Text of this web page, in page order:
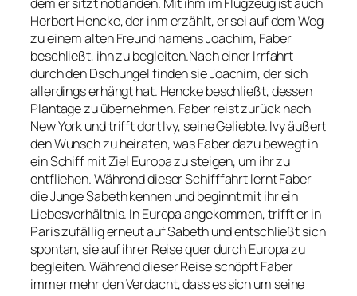
Herbert Hencke, der ihm erzählt, er sei auf dem Weg
zu einem alten Freund namens Joachim, Faber
beschließt, ihn zu begleiten.Nach einer Irrfahrt
durch den Dschungel finden sie Joachim, der sich
allerdings erhängt hat. Hencke beschließt, dessen
Plantage zu übernehmen. Faber reist zurück nach
New York und trifft dort Ivy, seine Geliebte. Ivy äußert
den Wunsch zu heiraten, was Faber dazu bewegt in
ein Schiff mit Ziel Europa zu steigen, um ihr zu
entfliehen. Während dieser Schifffahrt lernt Faber
die Junge Sabeth kennen und beginnt mit ihr ein
Liebesverhältnis. In Europa angekommen, trifft er in
Paris zufällig erneut auf Sabeth und entschließt sich
spontan, sie auf ihrer Reise quer durch Europa zu
begleiten. Während dieser Reise schöpft Faber
immer mehr den Verdacht, dass es sich um seine